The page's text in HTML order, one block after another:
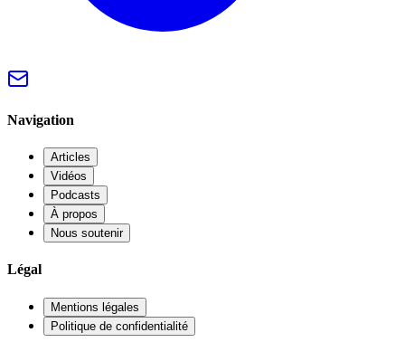
Navigation
Articles
Vidéos
Podcasts
À propos
Nous soutenir
Légal
Mentions légales
Politique de confidentialité